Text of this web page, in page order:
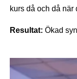
kurs då och då när
Resultat: Ökad